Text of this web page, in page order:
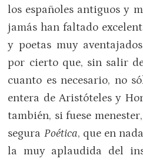
los españoles antiguos y
jamás han faltado
y poetas muy
por cierto que, sin salir
cuanto es necesario, no
entera de Aristóteles y
también, si fuese
segura Poética, que en
la muy aplaudida del